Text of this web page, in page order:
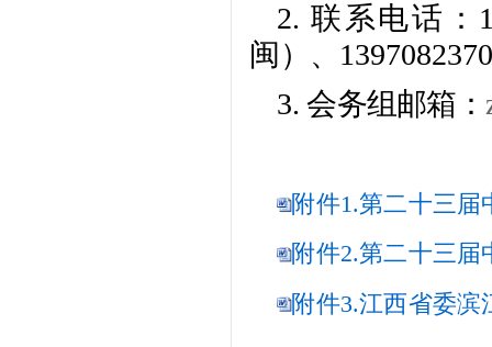
2. 联系电话：
闽）、
3. 会务组邮箱：
附件1.第二十三届
附件2.第二十三届
附件3.江西省委滨